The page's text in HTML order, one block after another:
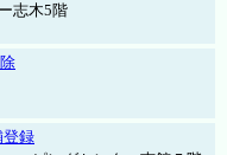
志木5階
登録